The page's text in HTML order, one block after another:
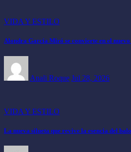
VIDA Y ESTILO
Alondra García Miró se convierte en el
Anali Roque Jul 28, 2026
VIDA Y ESTILO
La nueva silueta que revive la esencia del